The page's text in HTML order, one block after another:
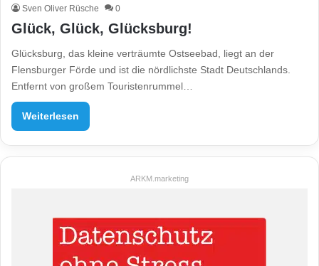
Sven Oliver Rüsche 0
Glück, Glück, Glücksburg!
Glücksburg, das kleine verträumte Ostseebad, liegt an der
Flensburger Förde und ist die nördlichste Stadt Deutschlands.
Entfernt von großem Touristenrummel…
Weiterlesen
ARKM.marketing